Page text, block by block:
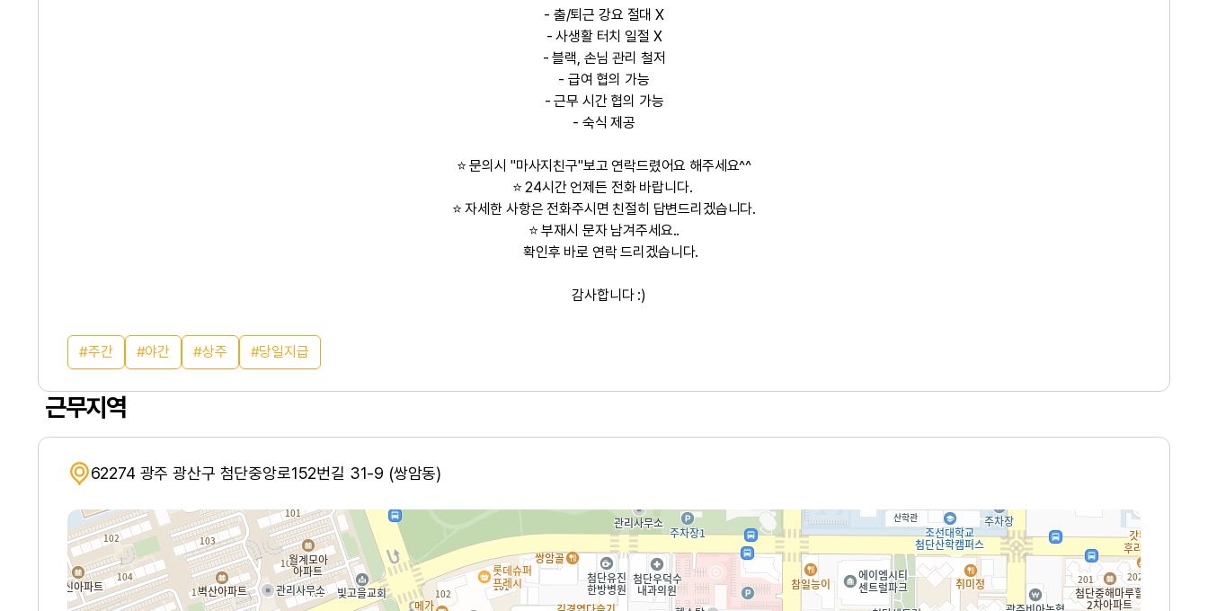
- 출/퇴근 강요 절대 X
- 사생활 터치 일절 X
- 블랙, 손님 관리 철저
- 급여 협의 가능
- 근무 시간 협의 가능
- 숙식 제공
⭐ 문의시 "마사지친구"보고 연락드렸어요 해주세요^^
⭐ 24시간 언제든 전화 바랍니다.
⭐ 자세한 사항은 전화주시면 친절히 답변드리겠습니다.
⭐ 부재시 문자 남겨주세요..
확인후 바로 연락 드리겠습니다.
감사합니다 :)
주간 야간 상주 당일지급
근무지역
62274 광주 광산구 첨단중앙로152번길 31-9 (쌍암동)